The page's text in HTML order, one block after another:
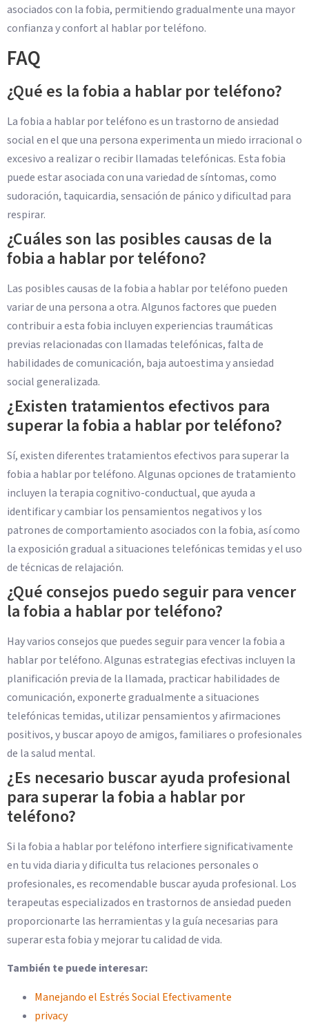
asociados con la fobia, permitiendo gradualmente una mayor
confianza y confort al hablar por teléfono.
FAQ
¿Qué es la fobia a hablar por teléfono?
La fobia a hablar por teléfono es un trastorno de ansiedad
social en el que una persona experimenta un miedo irracional o
excesivo a realizar o recibir llamadas telefónicas. Esta fobia
puede estar asociada con una variedad de síntomas, como
sudoración, taquicardia, sensación de pánico y dificultad para
respirar.
¿Cuáles son las posibles causas de la
fobia a hablar por teléfono?
Las posibles causas de la fobia a hablar por teléfono pueden
variar de una persona a otra. Algunos factores que pueden
contribuir a esta fobia incluyen experiencias traumáticas
previas relacionadas con llamadas telefónicas, falta de
habilidades de comunicación, baja autoestima y ansiedad
social generalizada.
¿Existen tratamientos efectivos para
superar la fobia a hablar por teléfono?
Sí, existen diferentes tratamientos efectivos para superar la
fobia a hablar por teléfono. Algunas opciones de tratamiento
incluyen la terapia cognitivo-conductual, que ayuda a
identificar y cambiar los pensamientos negativos y los
patrones de comportamiento asociados con la fobia, así como
la exposición gradual a situaciones telefónicas temidas y el uso
de técnicas de relajación.
¿Qué consejos puedo seguir para vencer
la fobia a hablar por teléfono?
Hay varios consejos que puedes seguir para vencer la fobia a
hablar por teléfono. Algunas estrategias efectivas incluyen la
planificación previa de la llamada, practicar habilidades de
comunicación, exponerte gradualmente a situaciones
telefónicas temidas, utilizar pensamientos y afirmaciones
positivos, y buscar apoyo de amigos, familiares o profesionales
de la salud mental.
¿Es necesario buscar ayuda profesional
para superar la fobia a hablar por
teléfono?
Si la fobia a hablar por teléfono interfiere significativamente
en tu vida diaria y dificulta tus relaciones personales o
profesionales, es recomendable buscar ayuda profesional. Los
terapeutas especializados en trastornos de ansiedad pueden
proporcionarte las herramientas y la guía necesarias para
superar esta fobia y mejorar tu calidad de vida.
También te puede interesar:
Manejando el Estrés Social Efectivamente
privacy